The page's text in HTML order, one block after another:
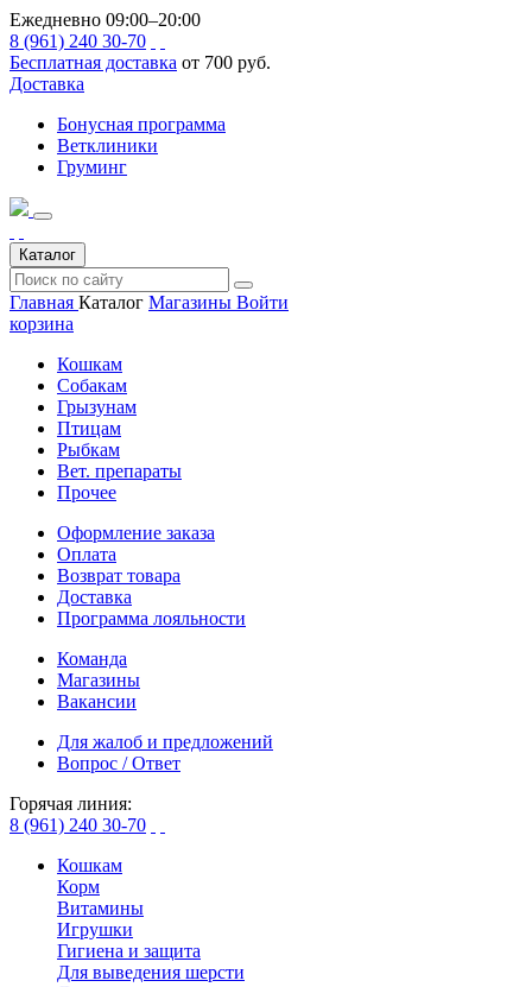
Ежедневно 09:00–20:00
8 (961) 240 30-70
Бесплатная доставка от 700 руб.
Доставка
Бонусная программа
Ветклиники
Груминг
Каталог
Главная Каталог Магазины Войти
корзина
Кошкам
Собакам
Грызунам
Птицам
Рыбкам
Вет. препараты
Прочее
Оформление заказа
Оплата
Возврат товара
Доставка
Программа лояльности
Команда
Магазины
Вакансии
Для жалоб и предложений
Вопрос / Ответ
Горячая линия:
8 (961) 240 30-70
Кошкам
Корм
Витамины
Игрушки
Гигиена и защита
Для выведения шерсти